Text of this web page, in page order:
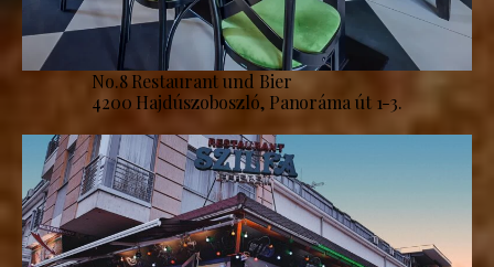
No.8 Restaurant und Bier
4200 Hajdúszoboszló, Panoráma út 1-3.